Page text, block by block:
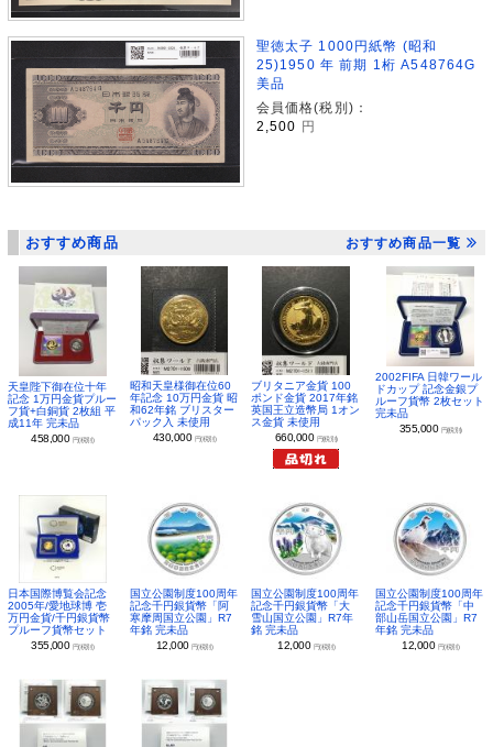
聖徳太子 1000円紙幣 (昭和
25)1950 年 前期 1桁 A548764G
美品
会員価格(税別)：
2,500
円
おすすめ商品 おすすめ商品一覧
天皇陛下御在位十年
記念 1万円金貨プルー
フ貨+白銅貨 2枚組 平
成11年 完未品
458,000 円(税別)
昭和天皇様御在位60
年記念 10万円金貨 昭
和62年銘 ブリスター
パック入 未使用
430,000 円(税別)
ブリタニア金貨 100
ポンド金貨 2017年銘
英国王立造幣局 1オン
ス金貨 未使用
660,000 円(税別)
2002FIFA 日韓ワール
ドカップ 記念金銀プ
ルーフ貨幣 2枚セット
完未品
355,000 円(税別)
日本国際博覧会記念
2005年/愛地球博 壱
万円金貨/千円銀貨幣
プルーフ貨幣セット
355,000 円(税別)
国立公園制度100周年
記念千円銀貨幣「阿
寒摩周国立公園」R7
年銘 完未品
12,000 円(税別)
国立公園制度100周年
記念千円銀貨幣「大
雪山国立公園」R7年
銘 完未品
12,000 円(税別)
国立公園制度100周年
記念千円銀貨幣「中
部山岳国立公園」R7
年銘 完未品
12,000 円(税別)